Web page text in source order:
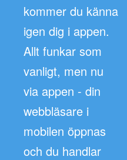
kommer du känna
igen dig i appen.
Allt funkar som
vanligt, men nu
via appen - din
webbläsare i
mobilen öppnas
och du handlar